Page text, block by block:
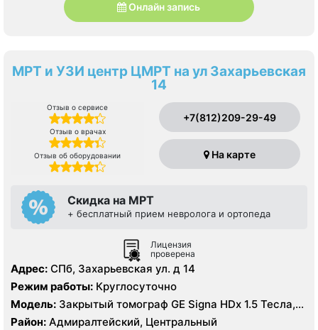
Онлайн запись
МРТ и УЗИ центр ЦМРТ на ул Захарьевская
14
Отзыв о сервисе
Отзыв о врачах
Отзыв об оборудовании
+7(812)209-29-49
На карте
Скидка на МРТ
+ бесплатный прием невролога и ортопеда
Лицензия
проверена
Адрес: СПб, Захарьевская ул. д 14
Режим работы: Круглосуточно
Модель: Закрытый томограф GE Signa HDx 1.5 Тесла,
УЗИ
Район: Адмиралтейский, Центральный